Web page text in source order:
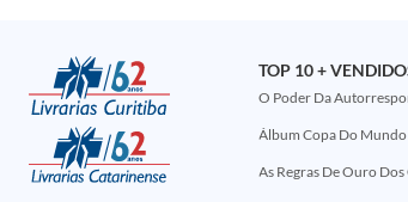
TOP 10 +
O Poder Da
Álbum Copa Do
As Regras De Ouro Dos